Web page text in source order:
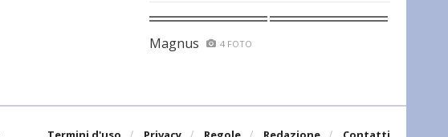
Magnus 4 FOTO